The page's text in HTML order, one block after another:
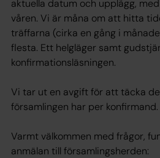
aktuella datum och upplägg,
våren. Vi är måna om att hitta
träffarna (cirka en gång i
flesta. Ett helgläger samt
konfirmationsläsningen.
Vi tar ut en avgift för att täcka
församlingen har per konfirmand.
Varmt välkommen med frågor,
anmälan till församlingsherden: